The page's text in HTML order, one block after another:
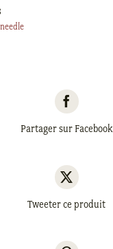
Partager sur Facebook
Tweeter ce produit